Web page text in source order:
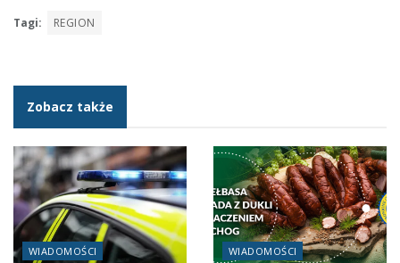
Tagi: REGION
Zobacz także
WIADOMOŚCI WIADOMOŚCI